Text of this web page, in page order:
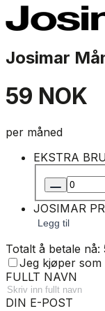
Josimar
59 NOK
per måned
EKSTRA
JOSIMAR
Legg til
Totalt å betale nå:
Jeg kjøper som
FULLT NAVN
DIN E-POST